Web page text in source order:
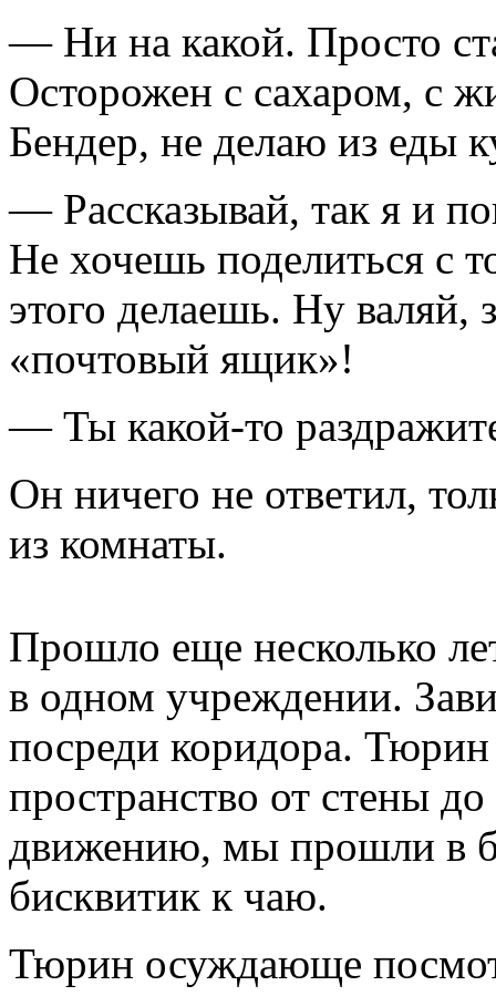
— Ни на какой. Просто
Осторожен с сахаром, с
Бендер, не делаю из еды
— Рассказывай, так я и
Не хочешь поделиться с
этого делаешь. Ну валяй,
«почтовый ящик»!
— Ты какой-то
Он ничего не ответил,
из комнаты.
Прошло еще несколько
в одном учреждении.
посреди коридора. Тюрин
пространство от стены
движению, мы прошли в
бисквитик к чаю.
Тюрин осуждающе